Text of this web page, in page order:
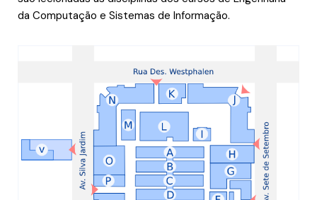
da Computação e Sistemas de Informação.